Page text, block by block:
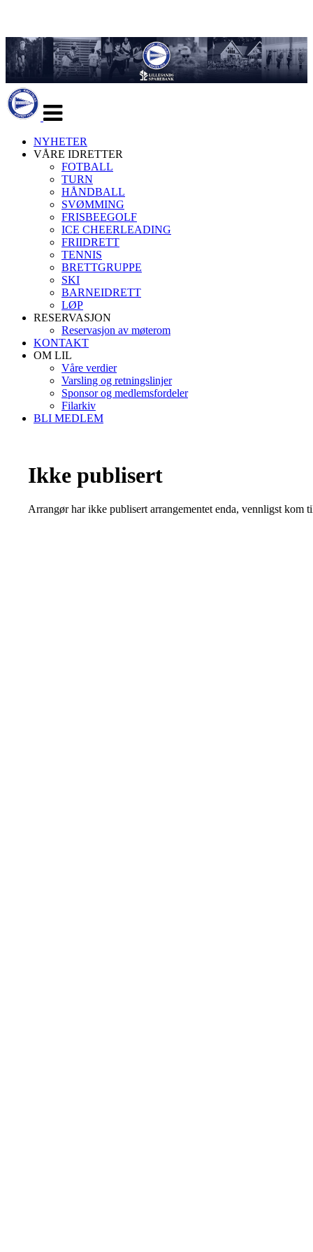
navigasjon
NYHETER
VÅRE IDRETTER
FOTBALL
TURN
HÅNDBALL
SVØMMING
FRISBEEGOLF
ICE CHEERLEADING
FRIIDRETT
TENNIS
BRETTGRUPPE
SKI
BARNEIDRETT
LØP
RESERVASJON
Reservasjon av møterom
KONTAKT
OM LIL
Våre verdier
Varsling og retningslinjer
Sponsor og medlemsfordeler
Filarkiv
BLI MEDLEM
Ikke publisert
Arrangør har ikke publisert arrangementet enda, vennligst kom